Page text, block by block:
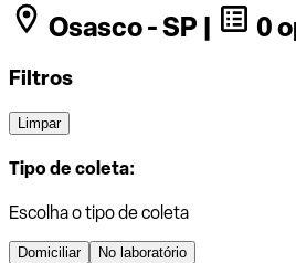
Osasco - SP | 0
Filtros
Limpar
Tipo de coleta:
Escolha o tipo de coleta
Domiciliar No laboratório